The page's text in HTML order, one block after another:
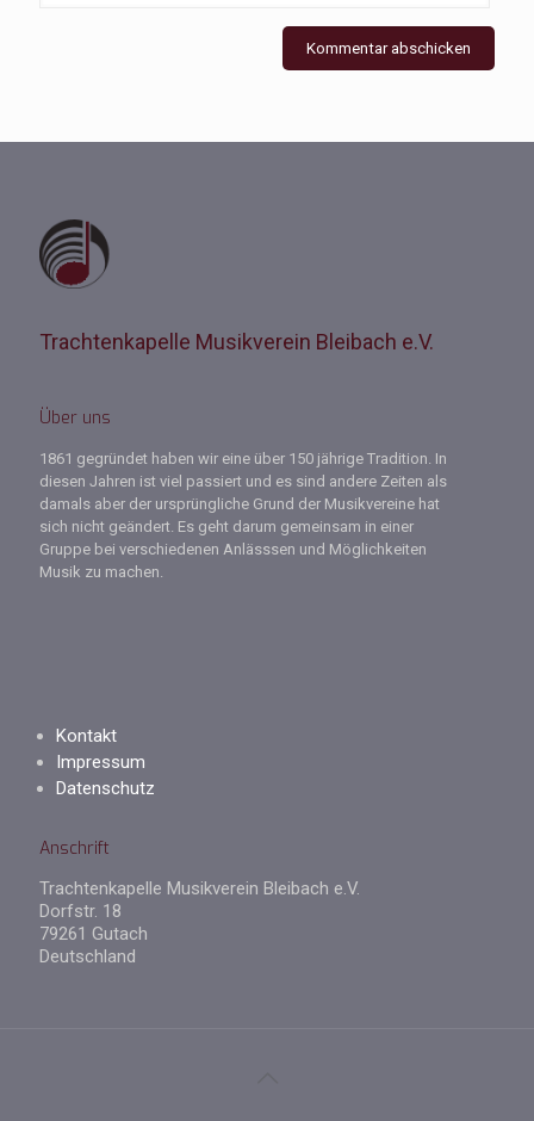
Trachtenkapelle Musikverein Bleibach e.V.
Über uns
1861 gegründet haben wir eine über 150 jährige Tradition. In
diesen Jahren ist viel passiert und es sind andere Zeiten als
damals aber der ursprüngliche Grund der Musikvereine hat
sich nicht geändert. Es geht darum gemeinsam in einer
Gruppe bei verschiedenen Anlässsen und Möglichkeiten
Musik zu machen.
Kontakt
Impressum
Datenschutz
Anschrift
Trachtenkapelle Musikverein Bleibach e.V.
Dorfstr. 18
79261 Gutach
Deutschland